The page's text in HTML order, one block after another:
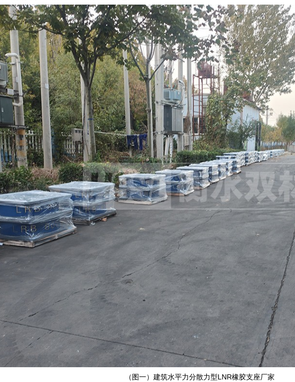
（图一）建筑水平力分散力型LNR橡胶支座厂家